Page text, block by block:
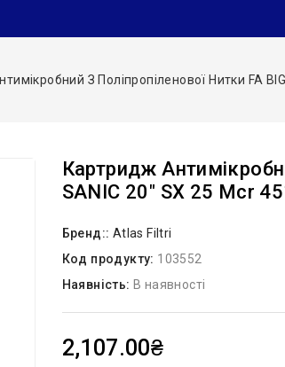
З Поліпропіленової Нитки FA
Картридж
SANIC 20″ SX 25 Mcr
Бренд:: Atlas Filtri
Код продукту: 103552
Наявність: В наявності
2,107.00₴